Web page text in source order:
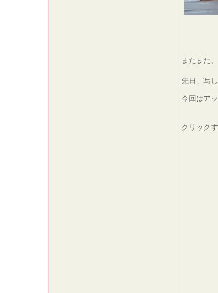
またまた
先日、写
今回はア
クリック